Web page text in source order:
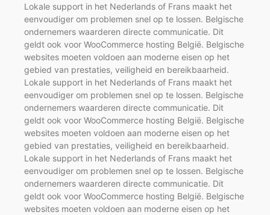
Lokale support in het Nederlands of Frans maakt het
eenvoudiger om problemen snel op te lossen. Belgische
ondernemers waarderen directe communicatie. Dit
geldt ook voor WooCommerce hosting België. Belgische
websites moeten voldoen aan moderne eisen op het
gebied van prestaties, veiligheid en bereikbaarheid.
Lokale support in het Nederlands of Frans maakt het
eenvoudiger om problemen snel op te lossen. Belgische
ondernemers waarderen directe communicatie. Dit
geldt ook voor WooCommerce hosting België. Belgische
websites moeten voldoen aan moderne eisen op het
gebied van prestaties, veiligheid en bereikbaarheid.
Lokale support in het Nederlands of Frans maakt het
eenvoudiger om problemen snel op te lossen. Belgische
ondernemers waarderen directe communicatie. Dit
geldt ook voor WooCommerce hosting België. Belgische
websites moeten voldoen aan moderne eisen op het